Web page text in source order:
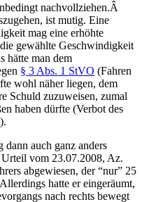
nachvollziehen.Â
ist mutig. Eine
mag eine erhöhte
gewählte Geschwindigkeit
hätte man dem
§ 3 Abs. 1 StVO (Fahren
wohl näher liegen, dem
Schuld zuzuweisen, zumal
haben dürfte (Verbot des
auch ganz anders
vom 23.07.2008, Az.
abgewiesen, der “nur” 25
hatte er eingeräumt,
nach rechts bewegt